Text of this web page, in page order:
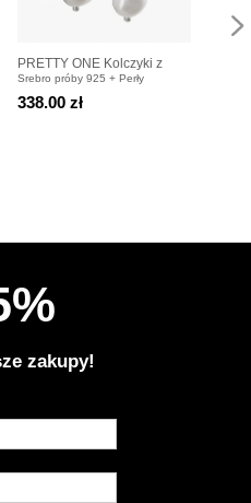
PRETTY ONE Kolczyki z
perłami
Srebro próby 925 + Perły
338.00 zł
zakupy!